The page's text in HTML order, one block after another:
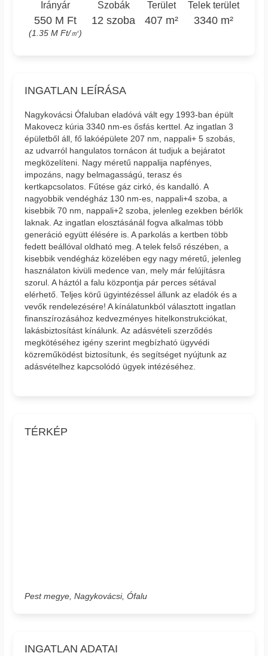
Irányár
550 M Ft
(1.35 M Ft/㎡)
Szobák
12 szoba
Terület
407 m²
Telek terület
3340 m²
INGATLAN LEÍRÁSA
Nagykovácsi Ófaluban eladóvá vált egy 1993-ban épült
Makovecz kúria 3340 nm-es ősfás kerttel. Az ingatlan 3
épületből áll, fő lakóépülete 207 nm, nappali+ 5 szobás,
az udvarról hangulatos tornácon át tudjuk a bejáratot
megközelíteni. Nagy méretű nappalija napfényes,
impozáns, nagy belmagasságú, terasz és
kertkapcsolatos. Fűtése gáz cirkó, és kandalló. A
nagyobbik vendégház 130 nm-es, nappali+4 szoba, a
kisebbik 70 nm, nappali+2 szoba, jelenleg ezekben bérlők
laknak. Az ingatlan elosztásánál fogva alkalmas több
generáció együtt élésére is. A parkolás a kertben több
fedett beállóval oldható meg. A telek felső részében, a
kisebbik vendégház közelében egy nagy méretű, jelenleg
használaton kivüli medence van, mely már felújításra
szorul. A háztól a falu központja pár perces sétával
elérhető. Teljes körű ügyintézéssel állunk az eladók és a
vevők rendelezésére! A kínálatunkból választott ingatlan
finanszírozásához kedvezményes hitelkonstrukciókat,
lakásbiztosítást kínálunk. Az adásvételi szerződés
megkötéséhez igény szerint megbízható ügyvédi
közreműködést biztosítunk, és segítséget nyújtunk az
adásvételhez kapcsolódó ügyek intézéséhez.
TÉRKÉP
Pest megye, Nagykovácsi, Ófalu
INGATLAN ADATAI